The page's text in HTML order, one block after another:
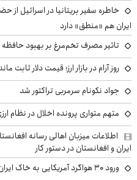
خاطره سفیر بریتانیا در اسرائیل از
ایران هم «منطق» دارد
تاثیر مصرف تخم‌مرغ بر بهبود حافظه
روز آرام در بازار ارز؛ قیمت دلار ثابت
جواد نکونام سرمربی تراکتور شد
متهم متواری پرونده اخلال در نظام
اطلاعات میزبان اهالی رسانه
ایران و افغانستان در دستور کار
ورود ۳۰ هواگرد آمریکایی به خاک ایران قبل از حمله به بیت رهبری؟